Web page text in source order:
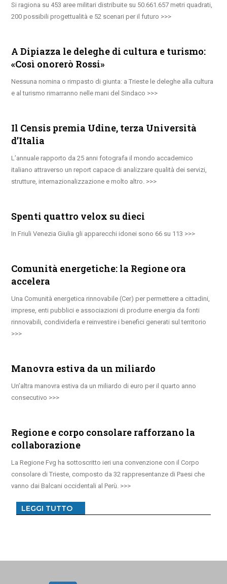
Si ragiona su 453 aree militari distribuite su 50.661.657 metri quadrati,
200 possibili progettualità e 52 scenari per il futuro
A Dipiazza le deleghe di cultura e turismo:
«Così onorerò Rossi»
Nessuna nomina o rimpasto di giunta: a Trieste le deleghe alla cultura
e al turismo rimarranno nelle mani del Sindaco
Il Censis premia Udine, terza Università
d’Italia
L’annuale rapporto da 25 anni fotografa il mondo accademico
italiano attraverso un report capace di analizzare qualità dei servizi,
strutture, internazionalizzazione e molto altro.
Spenti quattro velox su dieci
In Friuli Venezia Giulia gli apparecchi idonei sono 66 su 113
Comunità energetiche: la Regione ora
accelera
Una Comunità energetica rinnovabile (Cer) per permettere a cittadini,
imprese, enti pubblici e associazioni di produrre energia da fonti
rinnovabili, condividerla e reinvestire i benefici generati sul territorio
Manovra estiva da un miliardo
Un’altra manovra estiva da un miliardo di euro per il quarto anno
consecutivo
Regione e corpo consolare rafforzano la
collaborazione
La Regione Fvg ha sottoscritto ieri una convenzione con il Corpo
consolare di Trieste, composto da 32 rappresentanze di Paesi che
vanno dai Balcani occidentali al Perù.
LEGGI TUTTO